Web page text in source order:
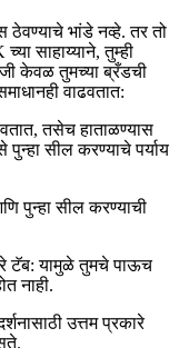
भांडे नव्हे. तर तो
साहाय्याने, तुम्ही
केवळ तुमच्या ब्रँडची
वाढवतात:
तसेच हाताळण्यास
सील करण्याचे पर्याय
पुन्हा सील करण्याची
टॅब: यामुळे तुमचे पाऊच
नाही.
उत्तम प्रकारे